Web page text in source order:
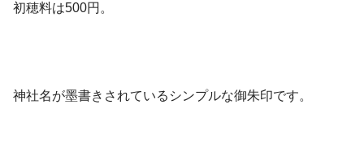
初穂料は500円。
神社名が墨書きされているシンプルな御朱印です。